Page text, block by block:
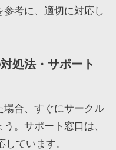
考に、適切に対応し
処法・サポート
合、すぐにサークル
。サポート窓口は、
ています。